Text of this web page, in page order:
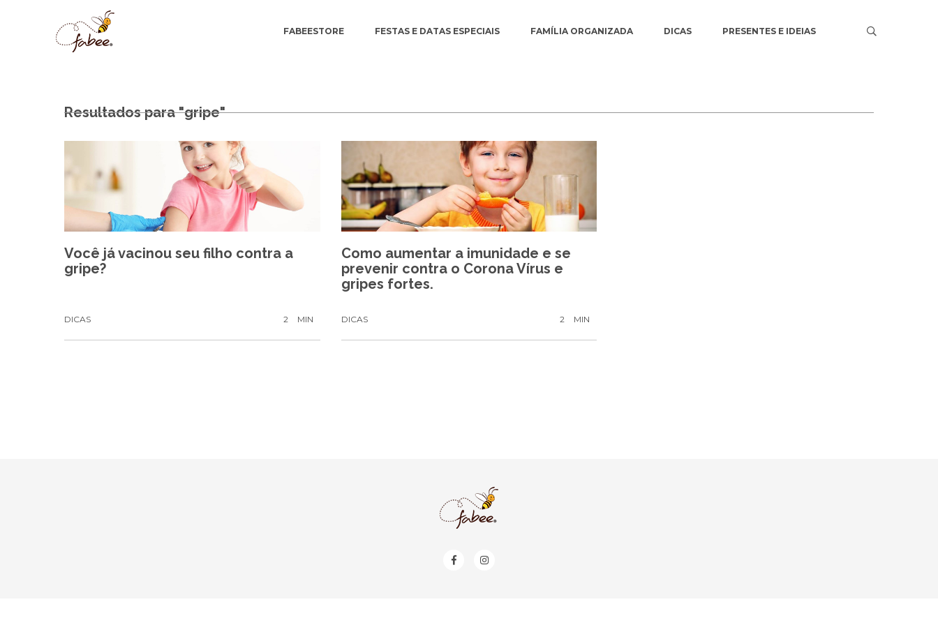
FABEESTORE FESTAS E DATAS ESPECIAIS FAMÍLIA ORGANIZADA DICAS PRESENTES E IDEIAS
Resultados para "gripe"
Você já vacinou seu filho contra a
gripe?
DICAS 2 MIN
Como aumentar a imunidade e se
prevenir contra o Corona Vírus e
gripes fortes.
DICAS 2 MIN